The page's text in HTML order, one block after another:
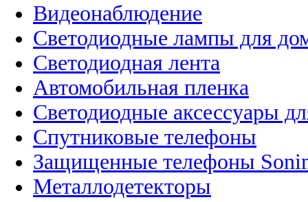
Видеонаблюдение
Светодиодные лампы для
Светодиодная лента
Автомобильная пленка
Светодиодные аксессуары
Спутниковые телефоны
Защищенные телефоны
Металлодетекторы